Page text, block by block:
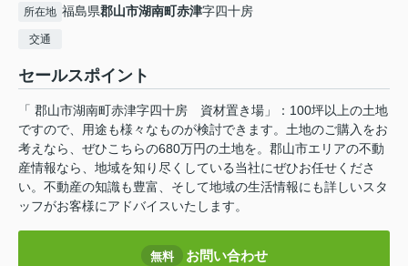
所在地 福島県郡山市湖南町赤津字四十房
交通
セールスポイント
「 郡山市湖南町赤津字四十房 資材置き場」：100坪以上の土地
ですので、用途も様々なものが検討できます。土地のご購入をお
考えなら、ぜひこちらの680万円の土地を。郡山市エリアの不動
産情報なら、地域を知り尽くしている当社にぜひお任せくださ
い。不動産の知識も豊富、そして地域の生活情報にも詳しいスタ
ッフがお客様にアドバイスいたします。
無料 お問い合わせ